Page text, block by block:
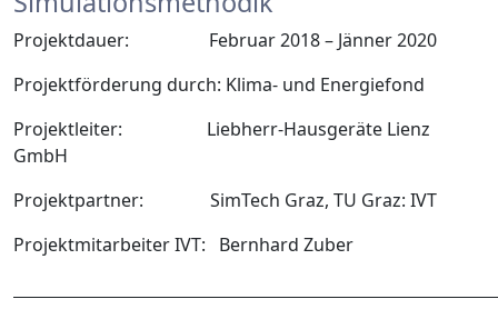
Projektdauer: Februar 2018 – Jänner 2020
Projektförderung durch: Klima- und Energiefond
Projektleiter: Liebherr-Hausgeräte Lienz
GmbH
Projektpartner: SimTech Graz, TU Graz: IVT
Projektmitarbeiter IVT: Bernhard Zuber